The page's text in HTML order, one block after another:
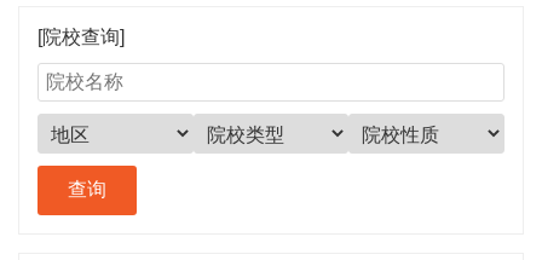
[院校查询]